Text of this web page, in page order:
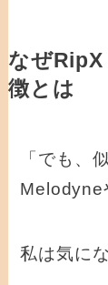
なぜRipX
徴とは
「でも、
Melodyne
私は気に